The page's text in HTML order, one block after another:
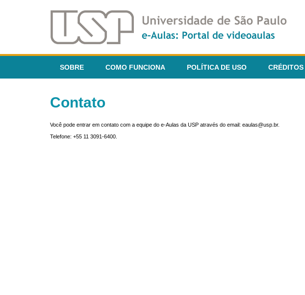
SOBRE COMO FUNCIONA POLÍTICA DE USO CRÉDITOS
Contato
Você pode entrar em contato com a equipe do e-Aulas da USP através do email: eaulas@usp.br.
Telefone: +55 11 3091-6400.